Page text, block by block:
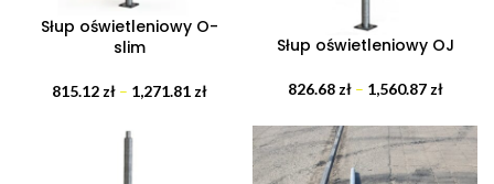
Słup oświetleniowy O-
slim
815.12 zł– 1,271.81 zł
Słup oświetleniowy OJ
826.68 zł– 1,560.87 zł